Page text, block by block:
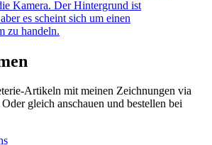
Artikeln mit meinen Zeichnungen via
Oder gleich anschauen und bestellen bei